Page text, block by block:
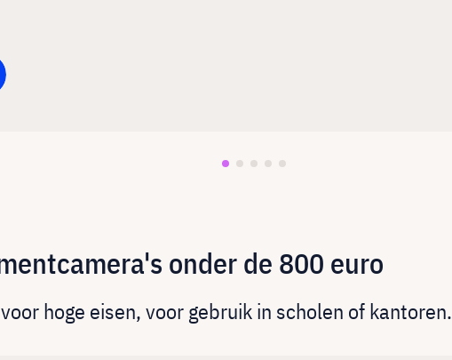
onder de 800 euro
hoge eisen, voor gebruik in scholen of kantoren.